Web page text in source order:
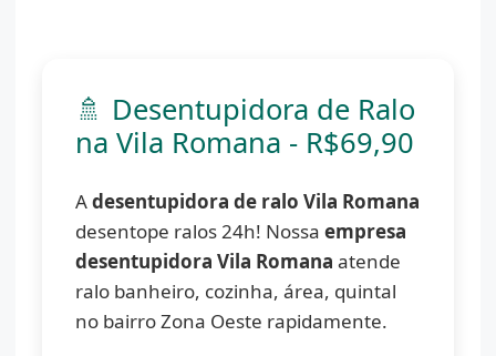
🚿 Desentupidora de Ralo
na Vila Romana - R$69,90
Adesentupidora de ralo Vila Romana
desentope ralos 24h! Nossaempresa
desentupidora Vila Romana atende
ralo banheiro, cozinha, área, quintal
no bairro Zona Oeste rapidamente.